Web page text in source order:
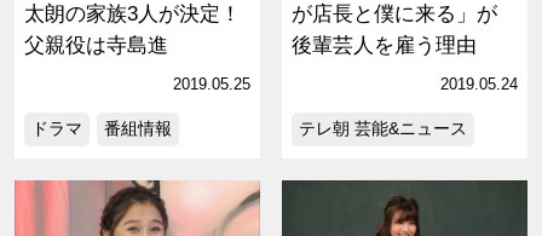
太朗の家族3人が決定！
父親役は寺島進
2019.05.25
ドラマ 番組情報
が店長と僕に来る」が
後輩芸人を雇う理由
2019.05.24
テレ朝 芸能&ニュース